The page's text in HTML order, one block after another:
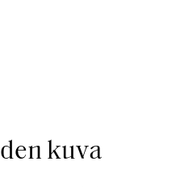
kuva